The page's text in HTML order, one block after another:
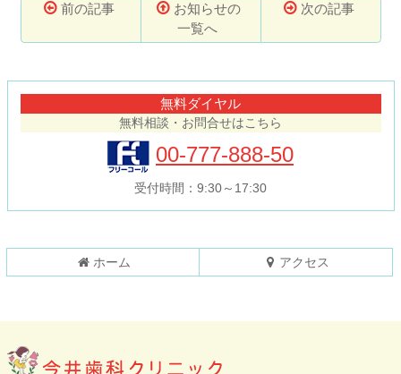
前の記事
お知らせの
一覧へ
次の記事
る
無料ダイヤル
無料相談・お問合せはこちら
00-777-888-50
受付時間：9:30～17:30
ホーム アクセス